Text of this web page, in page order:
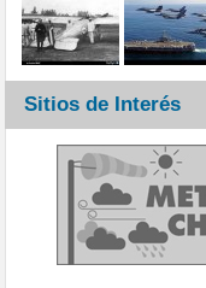
Sitios de Interés